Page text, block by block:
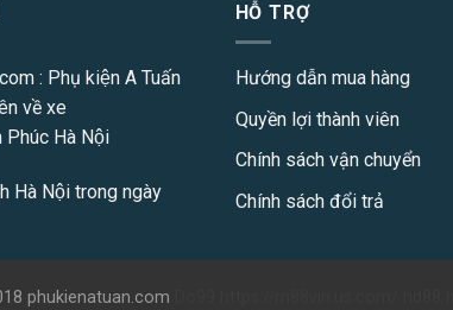
: Phụ kiện A Tuấn
về xe
Phúc Hà Nội
Hà Nội trong ngày
HỖ TRỢ
Hướng dẫn mua hàng
Quyền lợi thành viên
Chính sách vận chuyển
Chính sách đổi trả
phukienatuan.com